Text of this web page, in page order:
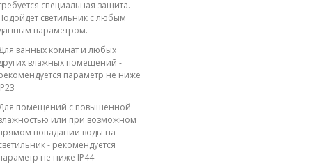
специальная защита.
светильник с любым
параметром.
ванных комнат и любых
влажных помещений -
параметр не ниже
помещений с повышенной
или при возможном
попадании воды на
- рекомендуется
не ниже IP44